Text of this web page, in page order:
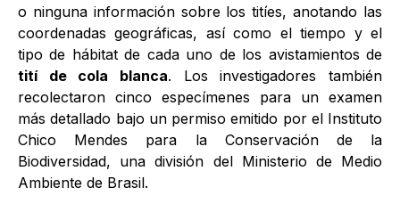
o ninguna información sobre los titíes, anotando las
coordenadas geográficas, así como el tiempo y el
tipo de hábitat de cada uno de los avistamientos de
tití de cola blanca. Los investigadores también
recolectaron cinco especímenes para un examen
más detallado bajo un permiso emitido por el Instituto
Chico Mendes para la Conservación de la
Biodiversidad, una división del Ministerio de Medio
Ambiente de Brasil.